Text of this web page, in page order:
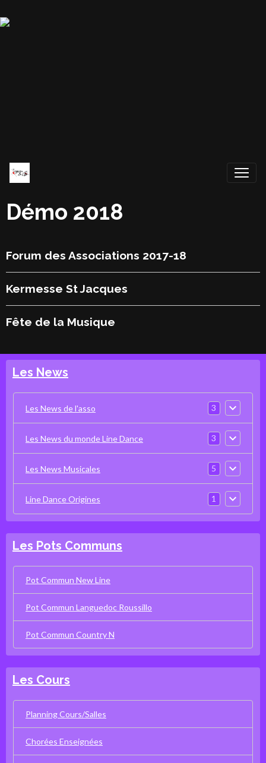
Démo 2018
Forum des Associations 2017-18
Kermesse St Jacques
Fête de la Musique
Les News
Les News de l'asso 3
Les News du monde Line Dance 3
Les News Musicales 5
Line Dance Origines 1
Les Pots Communs
Pot Commun New Line
Pot Commun Languedoc Roussillo
Pot Commun Country N
Les Cours
Planning Cours/Salles
Chorées Enseignées